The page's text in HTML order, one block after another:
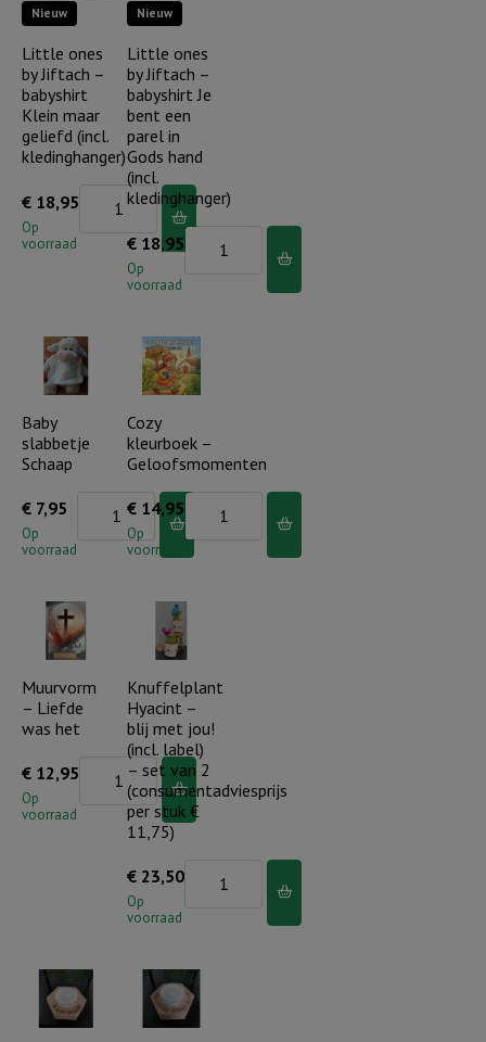
Nieuw
Little ones
by Jiftach –
babyshirt
Klein maar
geliefd (incl.
kledinghanger)
€ 18,95
Op
voorraad
Little
babyshirt
Klein
geliefd
kledinghanger)
aantal
Nieuw
Little ones
by Jiftach –
babyshirt Je
bent een
parel in
Gods hand
(incl.
kledinghanger)
€ 18,95
Op
voorraad
Little
-
babyshirt
bent
een
in
Gods
kledinghanger)
aantal
Baby
slabbetje
Schaap
€ 7,95
Op
voorraad
slabbetje
Cozy
kleurboek –
Geloofsmomenten
€ 14,95
Op
voorraad
kleurboek
-
Muurvorm
– Liefde
was het
€ 12,95
Op
voorraad
Muurvorm
Knuffelplant
Hyacint –
blij met jou!
(incl. label)
– set van 2
(consumentadviesprijs
per stuk €
11,75)
€ 23,50
Op
voorraad
Knuffelplant
met
jou!